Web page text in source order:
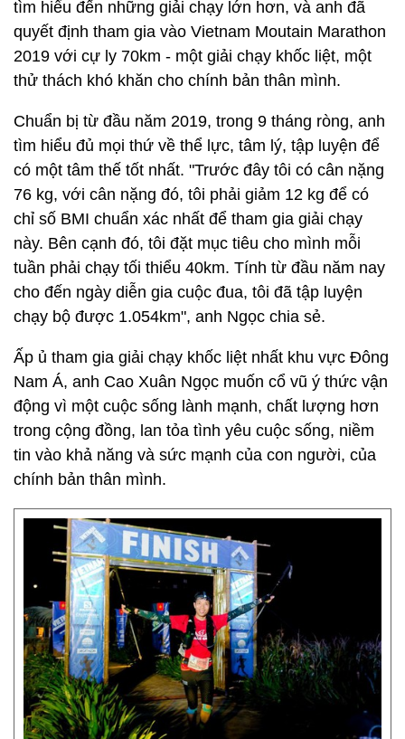
tìm hiểu đến những giải chạy lớn hơn, và anh đã
quyết định tham gia vào Vietnam Moutain Marathon
2019 với cự ly 70km - một giải chạy khốc liệt, một
thử thách khó khăn cho chính bản thân mình.
Chuẩn bị từ đầu năm 2019, trong 9 tháng ròng, anh
tìm hiểu đủ mọi thứ về thể lực, tâm lý, tập luyện để
có một tâm thế tốt nhất. "Trước đây tôi có cân nặng
76 kg, với cân nặng đó, tôi phải giảm 12 kg để có
chỉ số BMI chuẩn xác nhất để tham gia giải chạy
này. Bên cạnh đó, tôi đặt mục tiêu cho mình mỗi
tuần phải chạy tối thiểu 40km. Tính từ đầu năm nay
cho đến ngày diễn gia cuộc đua, tôi đã tập luyện
chạy bộ được 1.054km", anh Ngọc chia sẻ.
Ấp ủ tham gia giải chạy khốc liệt nhất khu vực Đông
Nam Á, anh Cao Xuân Ngọc muốn cổ vũ ý thức vận
động vì một cuộc sống lành mạnh, chất lượng hơn
trong cộng đồng, lan tỏa tình yêu cuộc sống, niềm
tin vào khả năng và sức mạnh của con người, của
chính bản thân mình.